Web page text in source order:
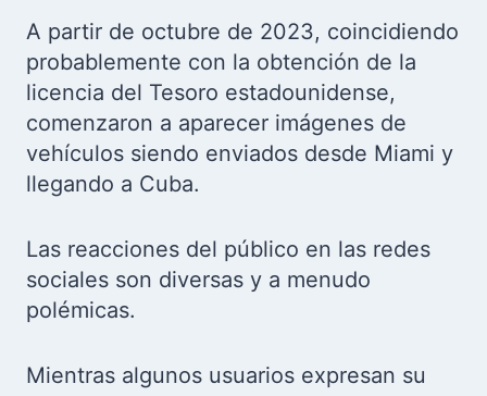
A partir de octubre de 2023, coincidiendo
probablemente con la obtención de la
licencia del Tesoro estadounidense,
comenzaron a aparecer imágenes de
vehículos siendo enviados desde Miami y
llegando a Cuba.
Las reacciones del público en las redes
sociales son diversas y a menudo
polémicas.
Mientras algunos usuarios expresan su